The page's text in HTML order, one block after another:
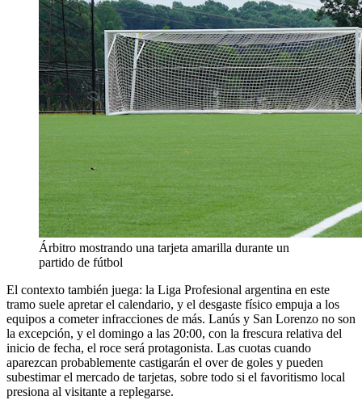
Árbitro mostrando una tarjeta amarilla durante un
partido de fútbol
El contexto también juega: la Liga Profesional argentina en este
tramo suele apretar el calendario, y el desgaste físico empuja a los
equipos a cometer infracciones de más. Lanús y San Lorenzo no son
la excepción, y el domingo a las 20:00, con la frescura relativa del
inicio de fecha, el roce será protagonista. Las cuotas cuando
aparezcan probablemente castigarán el over de goles y pueden
subestimar el mercado de tarjetas, sobre todo si el favoritismo local
presiona al visitante a replegarse.